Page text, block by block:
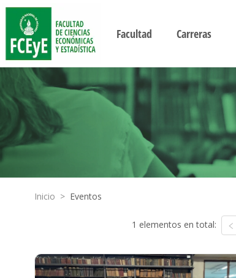
Facultad Carreras
Inicio > Eventos
1 elementos en total: